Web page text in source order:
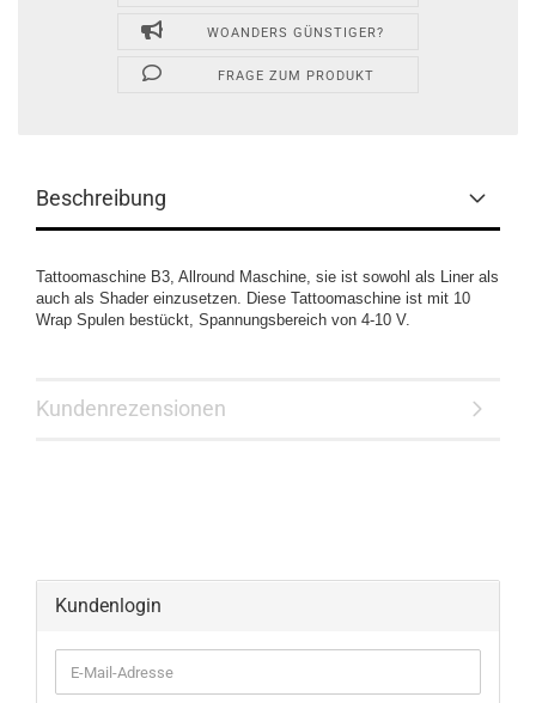
WOANDERS GÜNSTIGER?
FRAGE ZUM PRODUKT
Beschreibung
Tattoomaschine B3, Allround Maschine, sie ist sowohl als Liner als
auch als Shader einzusetzen. Diese Tattoomaschine ist mit 10
Wrap Spulen bestückt, Spannungsbereich von 4-10 V.
Kundenrezensionen
Kundenlogin
E-
Mail-